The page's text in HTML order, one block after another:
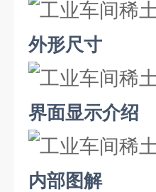
外形尺寸
界面显示介绍
内部图解